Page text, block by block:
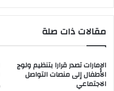
مقالات ذات صلة
الإمارات تصدر قرارا بتنظيم ولوج
الأطفال إلى منصات التواصل
الاجتماعي